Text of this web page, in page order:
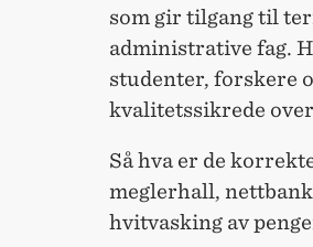
som gir tilgang til
administrative fag.
studenter, forskere
kvalitetssikrede
Så hva er de
meglerhall,
hvitvasking av